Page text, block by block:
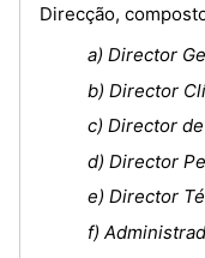
Direcção,
a) Director
b) Director
c) Director
d) Director
e) Director
f)